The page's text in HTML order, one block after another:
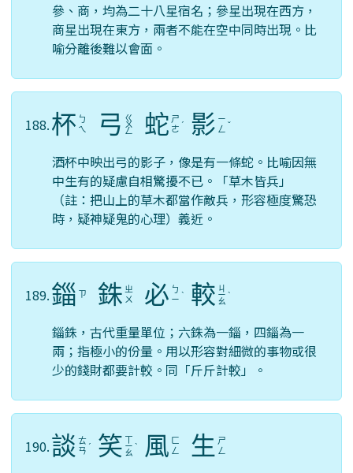
參、商，均為二十八星宿名；參星出現在西方，
商星出現在東方，兩者不能在空中同時出現。比
喻分離後難以會面。
188.杯 ㄅ
ㄟ
弓 ㄍ
ㄨ
ㄥ 蛇 ㄕ
ㄜ ˊ 影 ㄧ
ㄥ ˇ
酒杯中映出弓的影子，像是有一條蛇。比喻因無
中生有的疑慮自相驚擾不已。「草木皆兵」
（註：把山上的草木都當作敵兵，形容極度驚恐
時，疑神疑鬼的心理）義近。
189.錙 ㄗ 銖 ㄓ
ㄨ
必 ㄅ
ㄧ ˋ 較 ㄐ
ㄧ
ㄠ
ˋ
錙銖，古代重量單位；六銖為一錙，四錙為一
兩；指極小的份量。用以形容對細微的事物或很
少的錢財都要計較。同「斤斤計較」。
190.談 ㄊ
ㄢ ˊ 笑 ㄒ
ㄧ
ㄠ
ˋ 風 ㄈ
ㄥ
生 ㄕ
ㄥ